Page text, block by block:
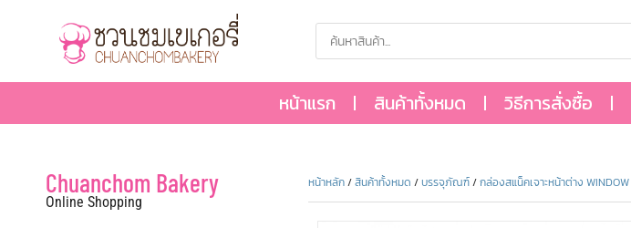
หน้าแรก สินค้าทั้งหมด วิธีการสั่งซื้อ
Chuanchom Bakery
Online Shopping
หน้าหลัก/สินค้าทั้งหมด /บรรจุภัณฑ์/กล่องสแน็คเจาะหน้าต่าง WINDOW